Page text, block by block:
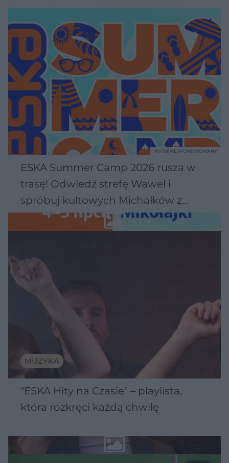
ESKA Summer Camp 2026 rusza w
trasę! Odwiedź strefę Wawel i
spróbuj kultowych Michałków z
Wawelu
MATERIAŁ SPONSOROWANY
MUZYKA
"ESKA Hity na Czasie" – playlista,
która rozkręci każdą chwilę